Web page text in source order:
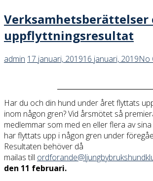
Verksamhetsberättelser
uppflyttningsresultat
admin 17 januari, 201916 januari, 2019No
Har du och din hund under året flyttats
inom någon gren? Vid årsmötet så
medlemmar som med en eller flera av
har flyttats upp i någon gren under
Resultaten behöver då
mailas till
den 11 februari.